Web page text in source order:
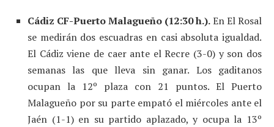
Cádiz CF-Puerto Malagueño (12:30 h.).En El Rosal
se medirán dos escuadras en casi absoluta igualdad.
El Cádiz viene de caer ante el Recre (3-0) y son dos
semanas las que lleva sin ganar. Los gaditanos
ocupan la 12º plaza con 21 puntos. El Puerto
Malagueño por su parte empató el miércoles ante el
Jaén (1-1) en su partido aplazado, y ocupa la 13º